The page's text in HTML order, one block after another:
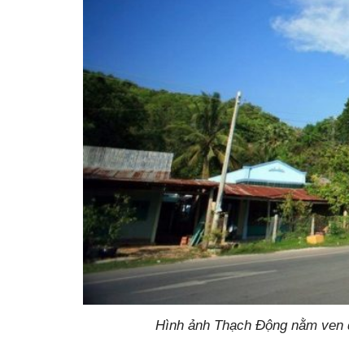
Hình ảnh Thạch Động nằm